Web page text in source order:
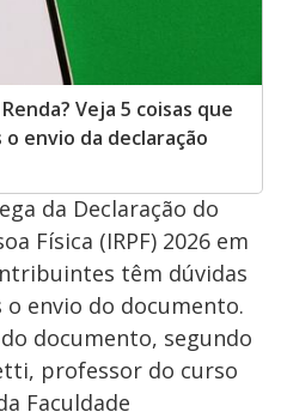
Veja 5 coisas que
envio da declaração
da Declaração do
Física (IRPF) 2026 em
têm dúvidas
envio do documento.
documento, segundo
professor do curso
Faculdade